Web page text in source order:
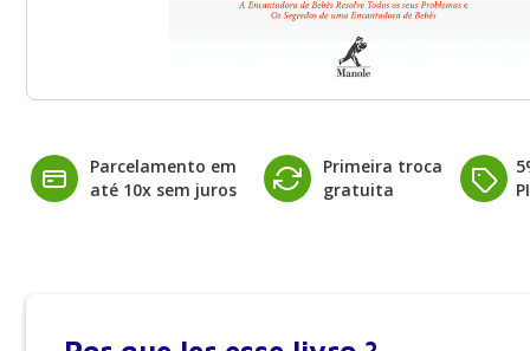
Parcelamento em
até 10x sem juros
Primeira troca
gratuita